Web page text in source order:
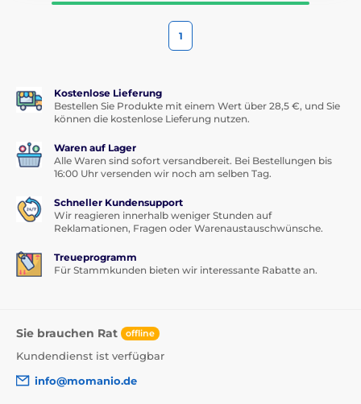
1
Kostenlose Lieferung
Bestellen Sie Produkte mit einem Wert über 28,5 €, und Sie
können die kostenlose Lieferung nutzen.
Waren auf Lager
Alle Waren sind sofort versandbereit. Bei Bestellungen bis
16:00 Uhr versenden wir noch am selben Tag.
Schneller Kundensupport
Wir reagieren innerhalb weniger Stunden auf
Reklamationen, Fragen oder Warenaustauschwünsche.
Treueprogramm
Für Stammkunden bieten wir interessante Rabatte an.
Sie brauchen Rat offline
Kundendienst ist verfügbar
info@momanio.de